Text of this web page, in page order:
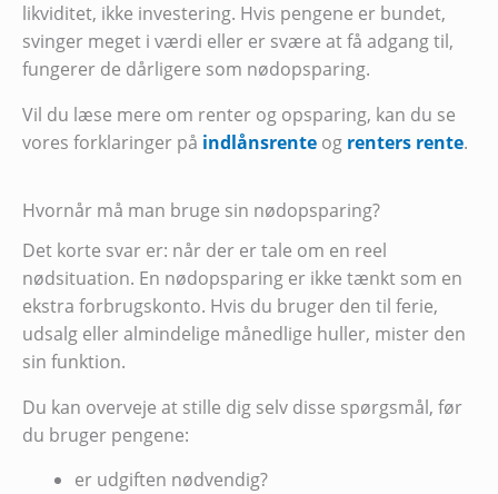
likviditet, ikke investering. Hvis pengene er bundet,
svinger meget i værdi eller er svære at få adgang til,
fungerer de dårligere som nødopsparing.
Vil du læse mere om renter og opsparing, kan du se
vores forklaringer på indlånsrente og renters rente.
Hvornår må man bruge sin nødopsparing?
Det korte svar er: når der er tale om en reel
nødsituation. En nødopsparing er ikke tænkt som en
ekstra forbrugskonto. Hvis du bruger den til ferie,
udsalg eller almindelige månedlige huller, mister den
sin funktion.
Du kan overveje at stille dig selv disse spørgsmål, før
du bruger pengene:
er udgiften nødvendig?